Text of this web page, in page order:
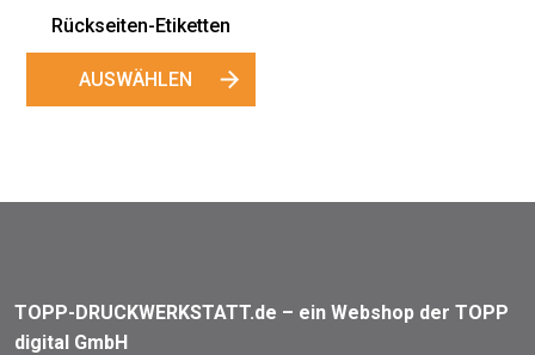
Rückseiten-Etiketten
AUSWÄHLEN
TOPP-DRUCKWERKSTATT.de – ein Webshop der TOPP
digital GmbH